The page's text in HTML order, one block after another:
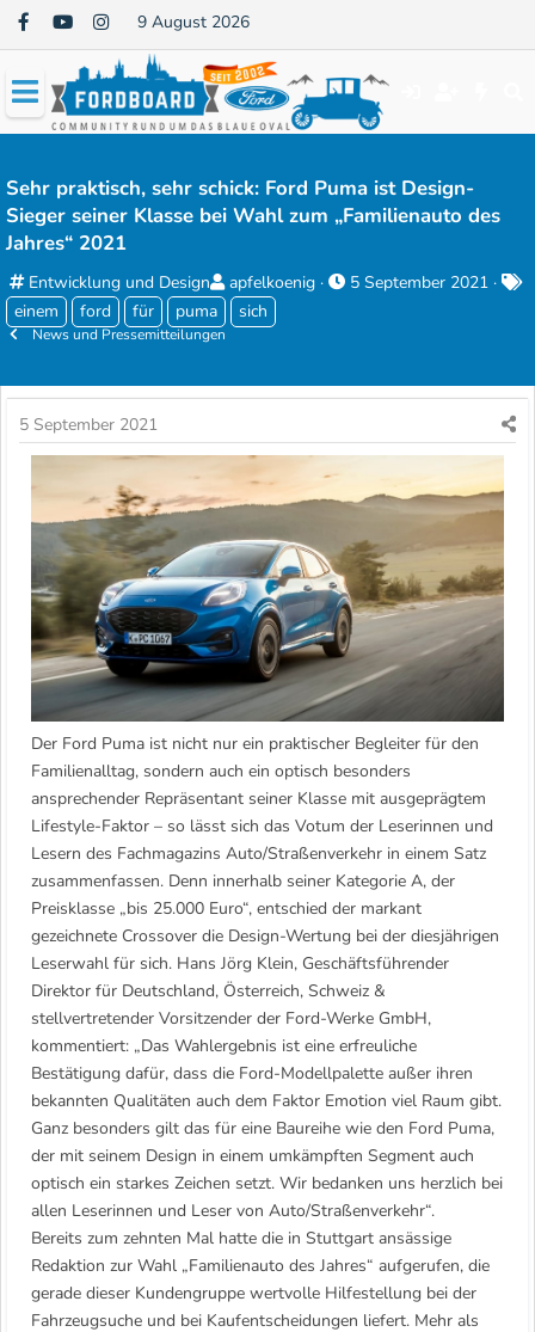
9 August 2026
Sehr praktisch, sehr schick: Ford Puma ist Design-
Sieger seiner Klasse bei Wahl zum „Familienauto des
Jahres“ 2021
K
a
g
o
r
Entwicklung und Design
E
r
e
l
r
apfelkoenig
E
e
l
a
5 September 2021
S
a
einem ford für puma sich
News und Pressemitteilungen
5 September 2021
Der Ford Puma ist nicht nur ein praktischer Begleiter für den
Familienalltag, sondern auch ein optisch besonders
ansprechender Repräsentant seiner Klasse mit ausgeprägtem
Lifestyle-Faktor – so lässt sich das Votum der Leserinnen und
Lesern des Fachmagazins Auto/Straßenverkehr in einem Satz
zusammenfassen. Denn innerhalb seiner Kategorie A, der
Preisklasse „bis 25.000 Euro“, entschied der markant
gezeichnete Crossover die Design-Wertung bei der diesjährigen
Leserwahl für sich. Hans Jörg Klein, Geschäftsführender
Direktor für Deutschland, Österreich, Schweiz &
stellvertretender Vorsitzender der Ford-Werke GmbH,
kommentiert: „Das Wahlergebnis ist eine erfreuliche
Bestätigung dafür, dass die Ford-Modellpalette außer ihren
bekannten Qualitäten auch dem Faktor Emotion viel Raum gibt.
Ganz besonders gilt das für eine Baureihe wie den Ford Puma,
der mit seinem Design in einem umkämpften Segment auch
optisch ein starkes Zeichen setzt. Wir bedanken uns herzlich bei
allen Leserinnen und Leser von Auto/Straßenverkehr“.
Bereits zum zehnten Mal hatte die in Stuttgart ansässige
Redaktion zur Wahl „Familienauto des Jahres“ aufgerufen, die
gerade dieser Kundengruppe wertvolle Hilfestellung bei der
Fahrzeugsuche und bei Kaufentscheidungen liefert. Mehr als